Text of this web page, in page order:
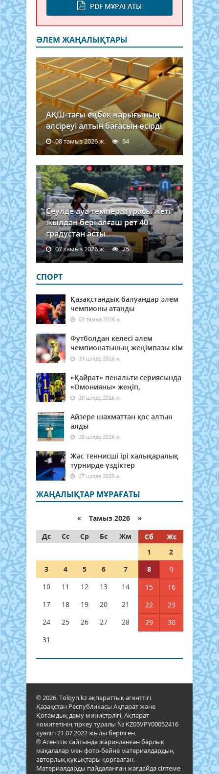
PDF МҰРАҒАТЫ
ӘЛЕМ ЖАҢАЛЫҚТАРЫ
АҚШ-тағы еңбек нарығының
әлсіреуі алтын бағасын өсірді
08 тамыз 2026 ж. 64
Сеулде ауа температурасы жеті
жылдан бері алғаш рет 40
градустан асты
07 тамыз 2026 ж. 75
СПОРТ
Қазақстандық балуандар әлем
чемпионы атанды
03 тамыз 2026 ж.
Футболдан келесі әлем
чемпионатының жеңімпазы кім
31 шілде 2026 ж.
«Қайрат» пенальти сериясында
«Омонияны» жеңіп,
30 шілде 2026 ж.
Айзере шахматтан қос алтын
алды
28 шілде 2026 ж.
Жас теннисші ірі халықаралық
турнирде үздіктер
27 шілде 2026 ж.
ЖАҢАЛЫҚТАР МҰРАҒАТЫ
« Тамыз 2026 »
Дс
Сс Ср Бс Жм Сб
Жс
1
2
3
4 5 6 7 8
9
10
11 12 13 14 15
16
17
18 19 20 21 22
23
24
25 26 27 28 29
30
31
© 2026. Tolqyn.kz ақпараттық агенттігі.
Қазақстан Республикасы Ақпарат және
Қоғамдық даму министрлігі, Ақпарат
комитетінің тіркеу туралы № KZ05VPY00052416
куәлігі 21.07.2022 жылы берілген.
® Агенттік сайтында жарияланған барлық
мақалалар мен фото-бейне материалдардың
авторлық құқықтары қорғалған.
Материалдарды пайдаланған жағдайда сілтеме